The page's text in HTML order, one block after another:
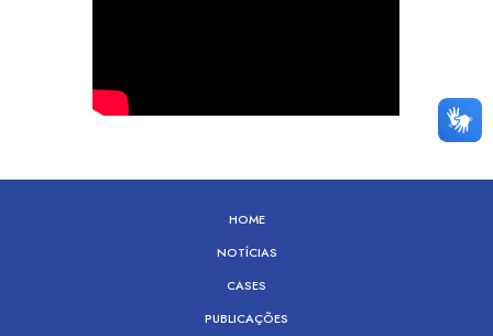
HOME
NOTÍCIAS
CASES
PUBLICAÇÕES